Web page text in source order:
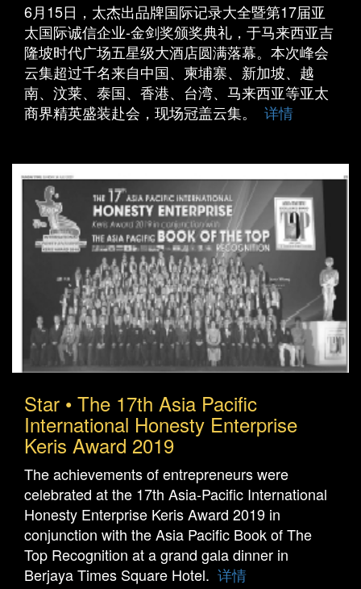
6月15日，太杰出品牌国际记录大全暨第17届亚
太国际诚信企业-金剑奖颁奖典礼，于马来西亚吉
隆坡时代广场五星级大酒店圆满落幕。本次峰会
云集超过千名来自中国、柬埔寨、新加坡、越
南、汶莱、泰国、香港、台湾、马来西亚等亚太
商界精英盛装赴会，现场冠盖云集。
详情
Star • The 17th Asia Pacific
International Honesty Enterprise
Keris Award 2019
The achievements of entrepreneurs were
celebrated at the 17th Asia-Pacific International
Honesty Enterprise Keris Award 2019 in
conjunction with the Asia Pacific Book of The
Top Recognition at a grand gala dinner in
Berjaya Times Square Hotel. 详情